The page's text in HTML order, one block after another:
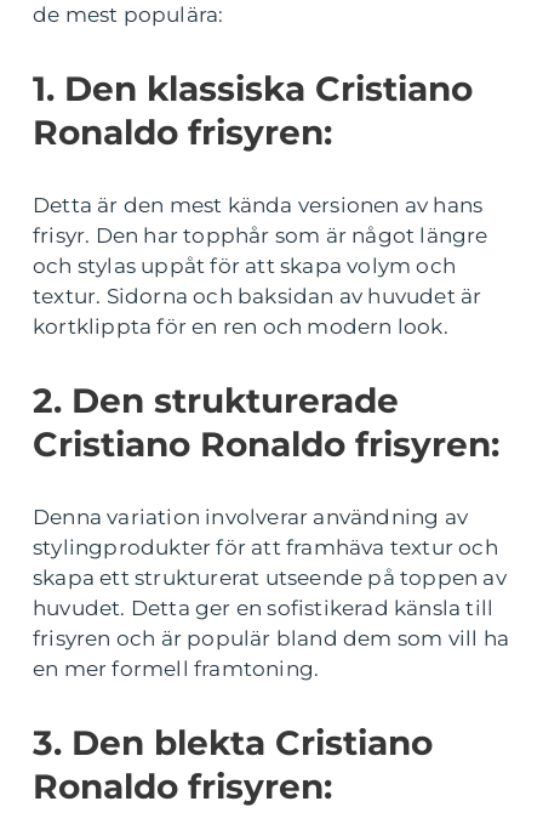
de mest populära:
1. Den klassiska Cristiano
Ronaldo frisyren:
Detta är den mest kända versionen av hans
frisyr. Den har topphår som är något längre
och stylas uppåt för att skapa volym och
textur. Sidorna och baksidan av huvudet är
kortklippta för en ren och modern look.
2. Den strukturerade
Cristiano Ronaldo frisyren:
Denna variation involverar användning av
stylingprodukter för att framhäva textur och
skapa ett strukturerat utseende på toppen av
huvudet. Detta ger en sofistikerad känsla till
frisyren och är populär bland dem som vill ha
en mer formell framtoning.
3. Den blekta Cristiano
Ronaldo frisyren: